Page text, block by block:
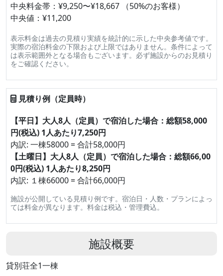
中央料金帯：¥9,250〜¥18,667 （50%のお客様）
中央値：¥11,200
表示料金は過去の見積り実績を統計的に示した中央参考値です。
実際の宿泊料金の下限および上限ではありません。条件によって
は表示範囲外となる場合もございます。必ず施設からのお見積り
をご確認ください。
見積り例（定員時）
【平日】大人8人（定員）で宿泊した場合：総額58,000
円(税込) 1人あたり7,250円
内訳: 一棟58000 = 合計58,000円
【土曜日】大人8人（定員）で宿泊した場合：総額66,00
0円(税込) 1人あたり8,250円
内訳: １棟66000 = 合計66,000円
施設が公開している見積り例です。宿泊日・人数・プランによっ
ては料金が異なります。料金は税込・管理費込。
施設概要
貸別荘全1一棟